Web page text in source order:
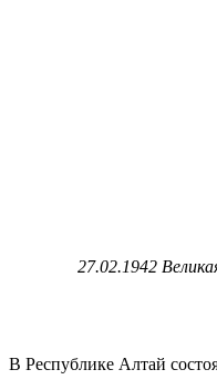
27.02.1942
В Республике Алтай